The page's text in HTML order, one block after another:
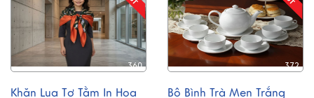
360
Khăn Lụa Tơ Tằm In Họa
372
Bộ Bình Trà Men Trắng